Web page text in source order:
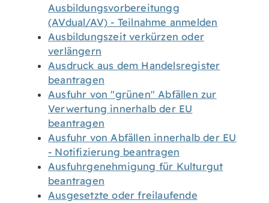
Ausbildungsvorbereitungg
(AVdual/AV) - Teilnahme anmelden
Ausbildungszeit verkürzen oder
verlängern
Ausdruck aus dem Handelsregister
beantragen
Ausfuhr von "grünen" Abfällen zur
Verwertung innerhalb der EU
beantragen
Ausfuhr von Abfällen innerhalb der EU
- Notifizierung beantragen
Ausfuhrgenehmigung für Kulturgut
beantragen
Ausgesetzte oder freilaufende